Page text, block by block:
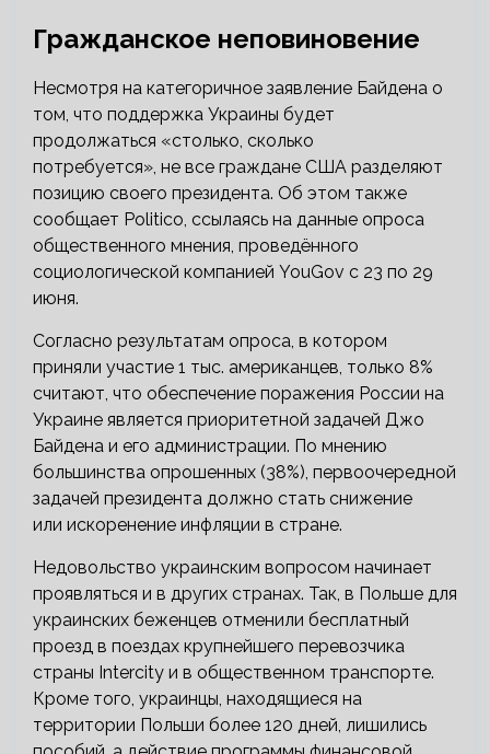
Гражданское неповиновение
Несмотря на категоричное заявление Байдена о
том, что поддержка Украины будет
продолжаться «столько, сколько
потребуется», не все граждане США разделяют
позицию своего президента. Об этом также
сообщает Politico, ссылаясь на данные опроса
общественного мнения, проведённого
социологической компанией YouGov с 23 по 29
июня.
Согласно результатам опроса, в котором
приняли участие 1 тыс. американцев, только 8%
считают, что обеспечение поражения России на
Украине является приоритетной задачей Джо
Байдена и его администрации. По мнению
большинства опрошенных (38%), первоочередной
задачей президента должно стать снижение
или искоренение инфляции в стране.
Недовольство украинским вопросом начинает
проявляться и в других странах. Так, в Польше для
украинских беженцев отменили бесплатный
проезд в поездах крупнейшего перевозчика
страны Intercity и в общественном транспорте.
Кроме того, украинцы, находящиеся на
территории Польши более 120 дней, лишились